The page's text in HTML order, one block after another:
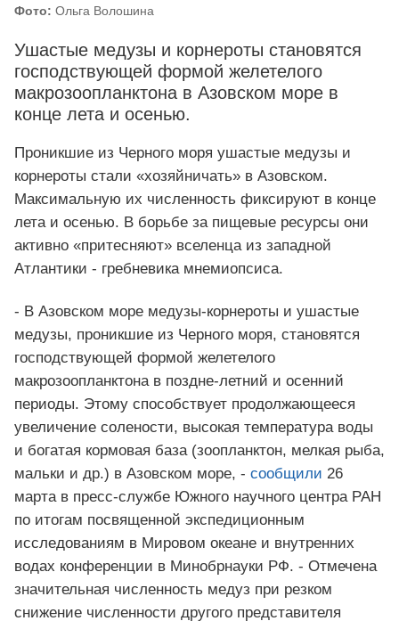
Фото: Ольга Волошина
Ушастые медузы и корнероты становятся
господствующей формой желетелого
макрозоопланктона в Азовском море в
конце лета и осенью.
Проникшие из Черного моря ушастые медузы и
корнероты стали «хозяйничать» в Азовском.
Максимальную их численность фиксируют в конце
лета и осенью. В борьбе за пищевые ресурсы они
активно «притесняют» вселенца из западной
Атлантики - гребневика мнемиопсиса.
- В Азовском море медузы-корнероты и ушастые
медузы, проникшие из Черного моря, становятся
господствующей формой желетелого
макрозоопланктона в поздне-летний и осенний
периоды. Этому способствует продолжающееся
увеличение солености, высокая температура воды
и богатая кормовая база (зоопланктон, мелкая рыба,
мальки и др.) в Азовском море, - сообщили 26
марта в пресс-службе Южного научного центра РАН
по итогам посвященной экспедиционным
исследованиям в Мировом океане и внутренних
водах конференции в Минобрнауки РФ. - Отмечена
значительная численность медуз при резком
снижение численности другого представителя